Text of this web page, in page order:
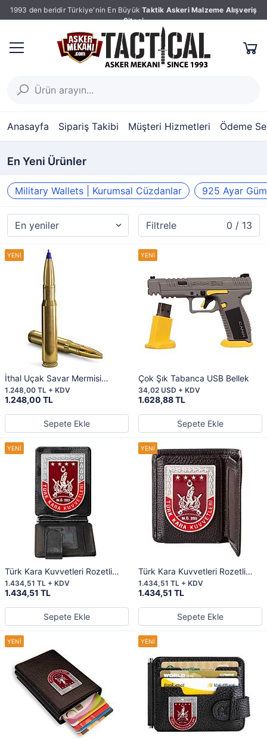
1993 den beridir Türkiye'nin En Büyük Taktik Askeri Malzeme Alışveriş
Sitesi
Anasayfa Sipariş Takibi Müşteri Hizmetleri Ödeme
En Yeni Ürünler
Military Wallets | Kurumsal Cüzdanlar 925 Ayar
Filtrele 0 / 13
İthal Uçak Savar Mermisi
Tükenmez Kalem
1.248,00 TL
1.248,00 TL + KDV
Sepete Ekle
Çok Şık Tabanca USB Bellek
1.628,88 TL
34,02 USD + KDV
Sepete Ekle
Türk Kara Kuvvetleri Rozetli
Para Tokalı Kartlık Cüzdan
Kamuflaj Siyah
1.434,51 TL
1.434,51 TL + KDV
Sepete Ekle
Türk Kara Kuvvetleri Rozetli
Katlamalı Klasik Cüzdan Siyah
1.434,51 TL
1.434,51 TL + KDV
Sepete Ekle